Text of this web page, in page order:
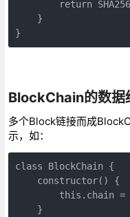
return
    }
}
BlockChain的数据
多个Block链接而成
示，如：
class BlockChain {
    constructor() {
this.chain =
    }